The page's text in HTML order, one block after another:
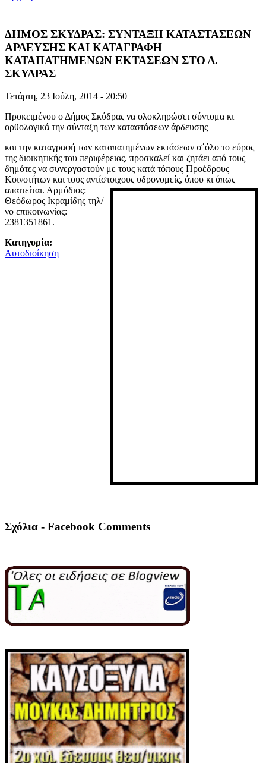
ΔΗΜΟΣ ΣΚΥΔΡΑΣ: ΣΥΝΤΑΞΗ ΚΑΤΑΣΤΑΣΕΩΝ
ΑΡΔΕΥΣΗΣ ΚΑΙ ΚΑΤΑΓΡΑΦΗ
ΚΑΤΑΠΑΤΗΜΕΝΩΝ ΕΚΤΑΣΕΩΝ ΣΤΟ Δ.
ΣΚΥΔΡΑΣ
Τετάρτη, 23 Ιούλη, 2014 - 20:50
Προκειμένου ο Δήμος Σκύδρας να ολοκληρώσει σύντομα κι
ορθολογικά την σύνταξη των καταστάσεων άρδευσης
και την καταγραφή των καταπατημένων εκτάσεων σ΄όλο το εύρος
της διοικητικής του περιφέρειας, προσκαλεί και ζητάει από τους
δημότες να συνεργαστούν με τους κατά τόπους Προέδρους
Κοινοτήτων και τους αντίστοιχους υδρονομείς, όπου κι όπως
απαιτείται. Αρμόδιος:
Θεόδωρος Ικραμίδης τηλ/
νο επικοινωνίας:
2381351861.
Κατηγορία:
Αυτοδιοίκηση
Σχόλια - Facebook Comments